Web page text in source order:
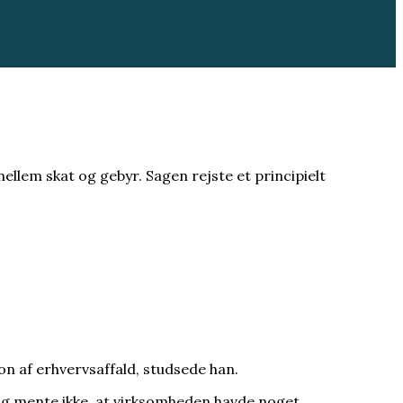
skat og gebyr. Sagen rejste et principielt
af erhvervsaffald, studsede han.